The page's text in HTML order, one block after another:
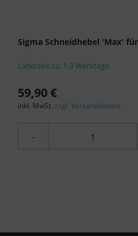
Sigma Schneidhebel 'Max'
Lieferzeit ca. 1-3 Werktage
59,90 €
inkl. MwSt. zzgl. Versandkosten
-